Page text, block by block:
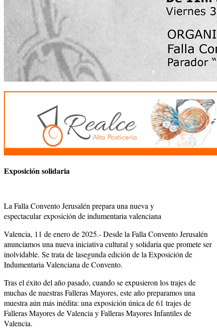
Exposición solidaria
La Falla Convento Jerusalén prepara una nueva y
espectacularexposición de indumentaria valenciana
Valencia, 11 de enero de 2025.- Desde la Falla Convento Jerusalén
anunciamos una nueva iniciativa cultural y solidaria que promete ser
inolvidable. Se trata de lasegunda edición de la Exposición de
Indumentaria Valenciana de Convento.
Tras el éxito del año pasado, cuando se expusieron los trajes de
muchas de nuestras Falleras Mayores, este año preparamos una
muestra aún más inédita: una exposición única de 61 trajes de
Falleras Mayores de Valencia y Falleras Mayores Infantiles de
Valencia.